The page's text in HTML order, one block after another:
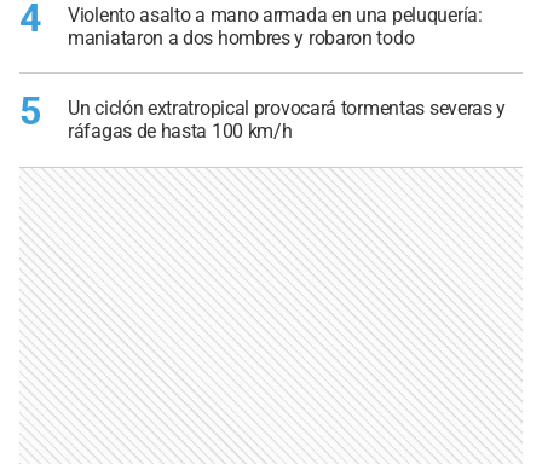
4
Violento asalto a mano armada en una peluquería:
maniataron a dos hombres y robaron todo
5
Un ciclón extratropical provocará tormentas severas y
ráfagas de hasta 100 km/h